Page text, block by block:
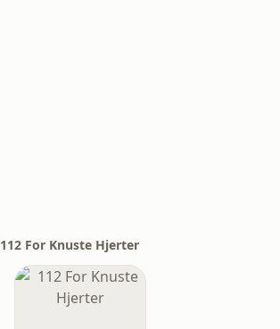
112 For Knuste Hjerter